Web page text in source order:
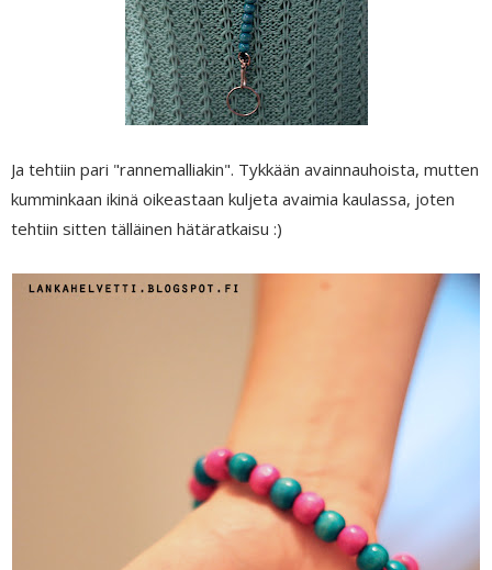
Ja tehtiin pari "rannemalliakin". Tykkään avainnauhoista, mutten
kumminkaan ikinä oikeastaan kuljeta avaimia kaulassa, joten
tehtiin sitten tälläinen hätäratkaisu :)